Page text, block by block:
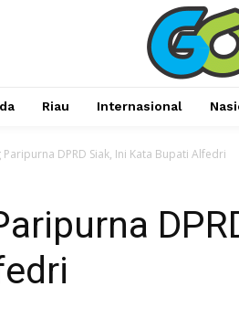
Riau Internasional
DPRD Siak, Ini Kata Bupati Alfedri